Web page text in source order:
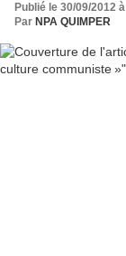
Publié le 30/09/2012
Par NPA QUIMPER